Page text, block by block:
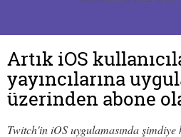
Artık iOS
yayıncılarına
üzerinden abone
Twitch'in iOS uygulamasında